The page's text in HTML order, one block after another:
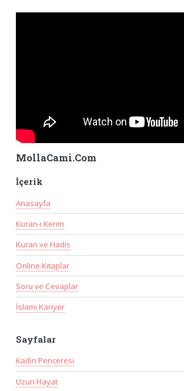
MollaCami.Com
İçerik
Anasayfa
Kuran-ı Kerim
Kuran ve Hadis
Online Kitaplar
Soru ve Cevaplar
İslami Kariyer
Sayfalar
Kadın Penceresi
Uzun Hayat